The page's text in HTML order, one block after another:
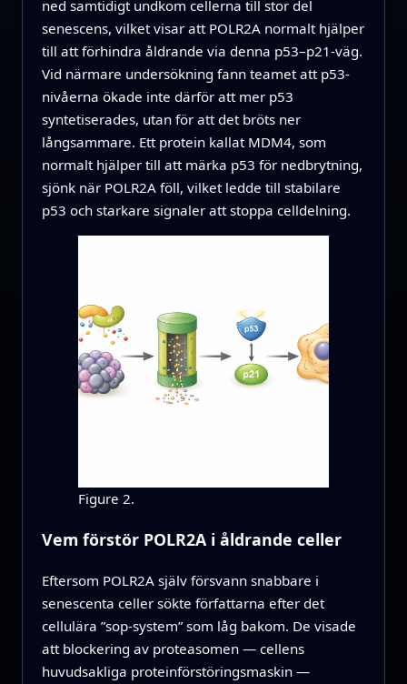
ned samtidigt undkom cellerna till stor del
senescens, vilket visar att POLR2A normalt hjälper
till att förhindra åldrande via denna p53–p21-väg.
Vid närmare undersökning fann teamet att p53-
nivåerna ökade inte därför att mer p53
syntetiserades, utan för att det bröts ner
långsammare. Ett protein kallat MDM4, som
normalt hjälper till att märka p53 för nedbrytning,
sjönk när POLR2A föll, vilket ledde till stabilare
p53 och starkare signaler att stoppa celldelning.
Figure 2.
Vem förstör POLR2A i åldrande celler
Eftersom POLR2A själv försvann snabbare i
senescenta celler sökte författarna efter det
cellulära ”sop‑system” som låg bakom. De visade
att blockering av proteasomen — cellens
huvudsakliga proteinförstöringsmaskin —